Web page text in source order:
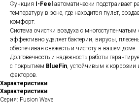
Функция
I-Feel автоматически подстраивает
температуру в зоне, где находится пульт,
комфорт.
Система очистки воздуха с
эффективно удаляет бактерии, вирусы,
обеспечивая свежесть и чистоту в вашем доме.
Долговечность и надежность работы
с покрытием BlueFin, устойчивым к коррозии
факторов.
Характеристики
Характеристики
Серия: Fusion Wave